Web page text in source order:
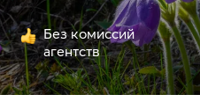
Без комиссий
агентств